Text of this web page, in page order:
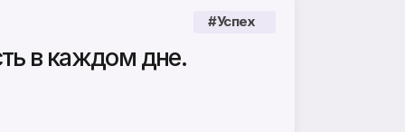
#Успех
в каждом дне.